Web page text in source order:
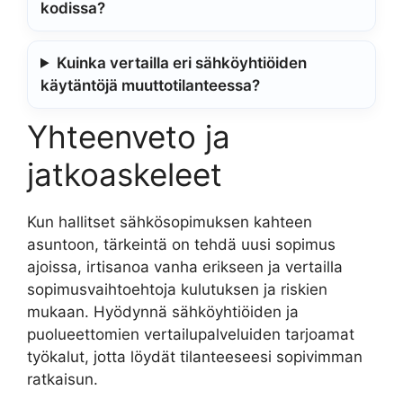
kodissa?
Kuinka vertailla eri sähköyhtiöiden
käytäntöjä muuttotilanteessa?
Yhteenveto ja
jatkoaskeleet
Kun hallitset sähkösopimuksen kahteen
asuntoon, tärkeintä on tehdä uusi sopimus
ajoissa, irtisanoa vanha erikseen ja vertailla
sopimusvaihtoehtoja kulutuksen ja riskien
mukaan. Hyödynnä sähköyhtiöiden ja
puolueettomien vertailupalveluiden tarjoamat
työkalut, jotta löydät tilanteeseesi sopivimman
ratkaisun.